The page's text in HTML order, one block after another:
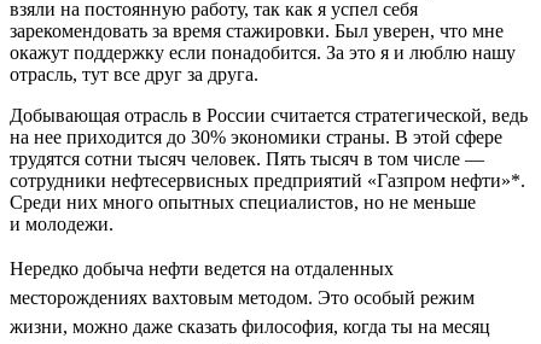
взяли на постоянную работу, так как я успел себя
зарекомендовать за время стажировки. Был уверен, что мне
окажут поддержку если понадобится. За это я и люблю нашу
отрасль, тут все друг за друга.
Добывающая отрасль в России считается стратегической, ведь
на нее приходится до 30% экономики страны. В этой сфере
трудятся сотни тысяч человек. Пять тысяч в том числе —
сотрудники нефтесервисных предприятий «Газпром нефти»*.
Среди них много опытных специалистов, но не меньше
и молодежи.
Нередко добыча нефти ведется на отдаленных
месторождениях вахтовым методом. Это особый режим
жизни, можно даже сказать философия, когда ты на месяц